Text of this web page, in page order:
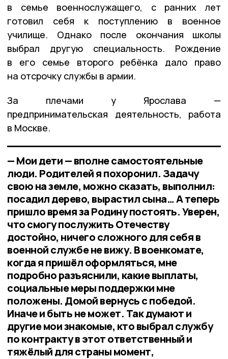
в семье военнослужащего, с ранних лет
готовил себя к поступлению в военное
училище. Однако после окончания школы
выбрал другую специальность. Рождение
в его семье второго ребёнка дало право
на отсрочку службы в армии.
За плечами у Ярослава —
предпринимательская деятельность, работа
в Москве.
— Мои дети — вполне самостоятельные
люди. Родителей я похоронил. Задачу
свою на земле, можно сказать, выполнил:
посадил дерево, вырастил сына… А теперь
пришло время за Родину постоять. Уверен,
что смогу послужить Отечеству
достойно, ничего сложного для себя в
военной службе не вижу. В военкомате,
когда я пришёл оформляться, мне
подробно разъяснили, какие выплаты,
социальные меры поддержки мне
положены. Домой вернусь с победой.
Иначе и быть не может. Так думают и
другие мои знакомые, кто выбрал службу
по контракту в этот ответственный и
тяжёлый для страны момент,